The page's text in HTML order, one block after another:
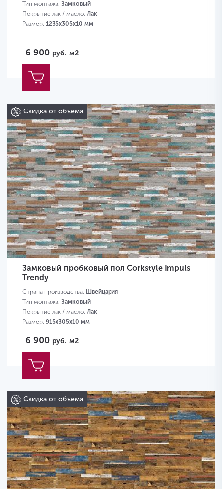
Тип монтажа: Замковый
Покрытие лак / масло: Лак
Размер: 1235х305х10 мм
6 900 руб. м2
Скидка от объема
Замковый пробковый пол Corkstyle Impuls
Trendy
Страна производства: Швейцария
Тип монтажа: Замковый
Покрытие лак / масло: Лак
Размер: 915х305х10 мм
6 900 руб. м2
Скидка от объема